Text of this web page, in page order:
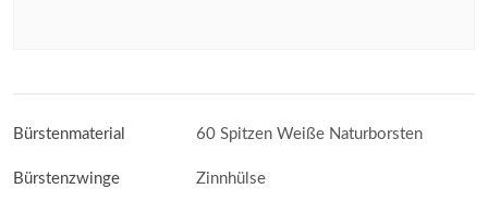
Bürstenmaterial 60 Spitzen Weiße Naturborsten
Bürstenzwinge Zinnhülse